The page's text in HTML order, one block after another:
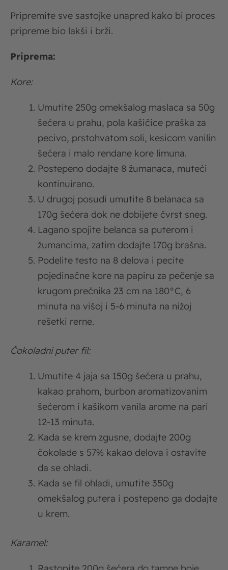
Pripremite sve sastojke unapred kako bi proces
pripreme bio lakši i brži.
Priprema:
Kore:
Umutite 250g omekšalog maslaca sa 50g
šećera u prahu, pola kašičice praška za
pecivo, prstohvatom soli, kesicom vanilin
šećera i malo rendane kore limuna.
Postepeno dodajte 8 žumanaca, muteći
kontinuirano.
U drugoj posudi umutite 8 belanaca sa
170g šećera dok ne dobijete čvrst sneg.
Lagano spojite belanca sa puterom i
žumancima, zatim dodajte 170g brašna.
Podelite testo na 8 delova i pecite
pojedinačne kore na papiru za pečenje sa
krugom prečnika 23 cm na 180°C, 6
minuta na višoj i 5-6 minuta na nižoj
rešetki rerne.
Čokoladni puter fil:
Umutite 4 jaja sa 150g šećera u prahu,
kakao prahom, burbon aromatizovanim
šećerom i kašikom vanila arome na pari
12-13 minuta.
Kada se krem zgusne, dodajte 200g
čokolade s 57% kakao delova i ostavite
da se ohladi.
Kada se fil ohladi, umutite 350g
omekšalog putera i postepeno ga dodajte
u krem.
Karamel: